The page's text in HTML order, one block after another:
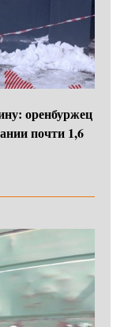
оренбуржец
почти 1,6